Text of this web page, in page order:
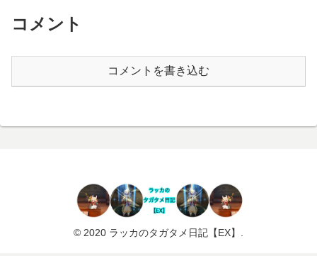
コメント
コメントを書き込む
© 2020 ラッカのタガタメ日記【EX】.